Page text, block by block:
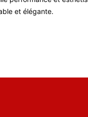
et élégante.